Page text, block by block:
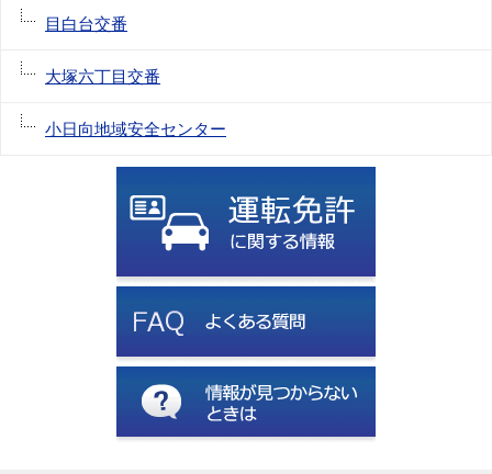
目白台交番
大塚六丁目交番
小日向地域安全センター